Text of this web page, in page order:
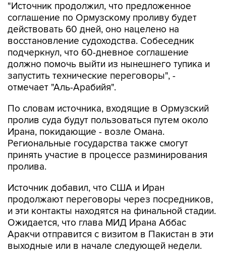
"Источник продолжил, что предложенное
соглашение по Ормузскому проливу будет
действовать 60 дней, оно нацелено на
восстановление судоходства. Собеседник
подчеркнул, что 60-дневное соглашение
должно помочь выйти из нынешнего тупика и
запустить технические переговоры", -
отмечает "Аль-Арабийя".
По словам источника, входящие в Ормузский
пролив суда будут пользоваться путем около
Ирана, покидающие - возле Омана.
Региональные государства также смогут
принять участие в процессе разминирования
пролива.
Источник добавил, что США и Иран
продолжают переговоры через посредников,
и эти контакты находятся на финальной стадии.
Ожидается, что глава МИД Ирана Аббас
Аракчи отправится с визитом в Пакистан в эти
выходные или в начале следующей недели.